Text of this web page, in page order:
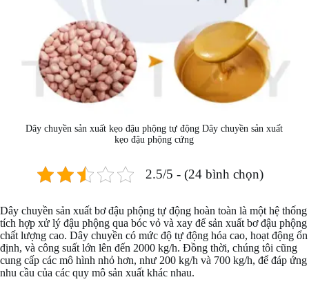
Dây chuyền sản xuất kẹo đậu phộng tự động Dây chuyền sản xuất
kẹo đậu phộng cứng
2.5/5 - (24 bình chọn)
Dây chuyền sản xuất bơ đậu phộng tự động hoàn toàn là một hệ thống
tích hợp xử lý đậu phộng qua bóc vỏ và xay để sản xuất bơ đậu phộng
chất lượng cao. Dây chuyền có mức độ tự động hóa cao, hoạt động ổn
định, và công suất lớn lên đến 2000 kg/h. Đồng thời, chúng tôi cũng
cung cấp các mô hình nhỏ hơn, như 200 kg/h và 700 kg/h, để đáp ứng
nhu cầu của các quy mô sản xuất khác nhau.